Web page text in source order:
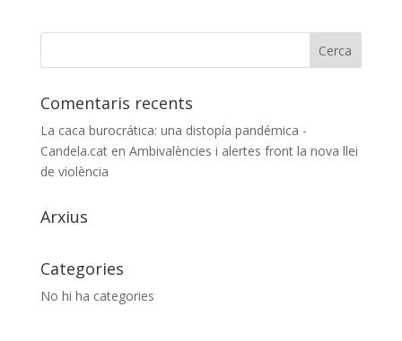
Comentaris recents
La caca burocrática: una distopía pandémica -
Candela.caten Ambivalències i alertes front la nova llei
de violència
Arxius
Categories
No hi ha categories